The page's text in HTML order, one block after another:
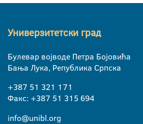
Универзитетски град
Булевар војводе Петра Бојовића
Бања Лука, Република Српска
+387 51 321 171
Факс: +387 51 315 694
info@unibl.org